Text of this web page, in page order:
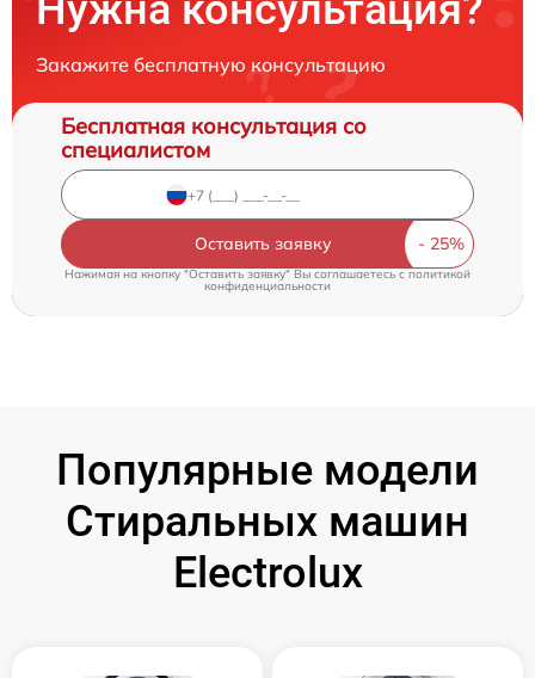
Закажите бесплатную консультацию
Бесплатная консультация со
специалистом
Оставить заявку
Нажимая на кнопку "Оставить заявку" Вы соглашаетесь cполитикой
конфиденциальности
Популярные модели
Стиральных машин
Electrolux